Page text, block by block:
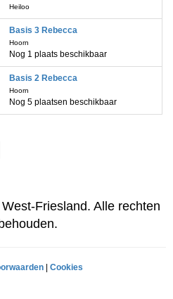
Heiloo
Basis 3 Rebecca
Hoorn
Nog 1 plaats beschikbaar
Basis 2 Rebecca
Hoorn
Nog 5 plaatsen beschikbaar
Friesland. Alle rechten
Cookies